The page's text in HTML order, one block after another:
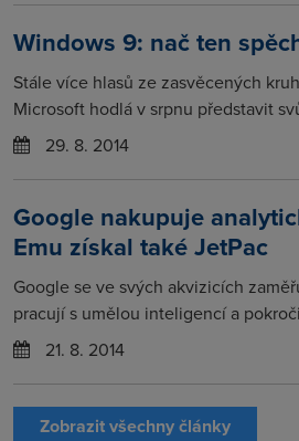
Windows 9: nač ten
Stále více hlasů ze zasvěcených
Microsoft hodlá v srpnu představit
29. 8. 2014
Google nakupuje
Emu získal také JetPac
Google se ve svých akvizicích
pracují s umělou inteligencí a
21. 8. 2014
Zobrazit všechny články